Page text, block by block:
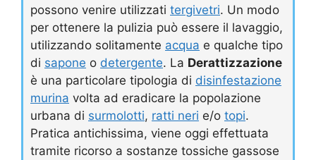
possono venire utilizzati tergivetri. Un modo
per ottenere la pulizia può essere il lavaggio,
utilizzando solitamente acqua e qualche tipo
di sapone o detergente. La Derattizzazione
è una particolare tipologia di disinfestazione
murina volta ad eradicare la popolazione
urbana di surmolotti, ratti neri e/o topi.
Pratica antichissima, viene oggi effettuata
tramite ricorso a sostanze tossiche gassose